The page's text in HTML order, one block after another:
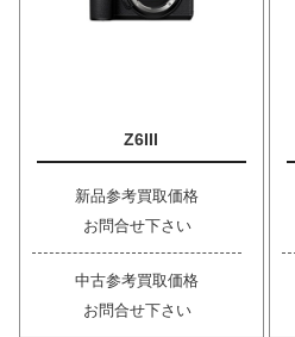
Z6III
新品参考買取価格
お問合せ下さい
中古参考買取価格
お問合せ下さい